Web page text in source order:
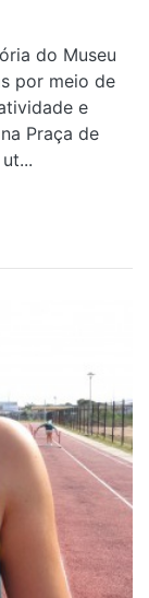
do Museu
por meio de
e
Praça de